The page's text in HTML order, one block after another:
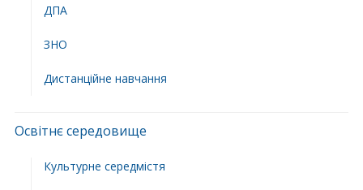
ДПА
ЗНО
Дистанційне навчання
Освітнє середовище
Культурне середмістя